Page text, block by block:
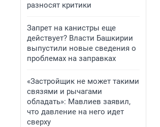
разносят критики
Запрет на канистры еще
действует? Власти Башкирии
выпустили новые сведения о
проблемах на заправках
«Застройщик не может такими
связями и рычагами
обладать»: Мавлиев заявил,
что давление на него идет
сверху